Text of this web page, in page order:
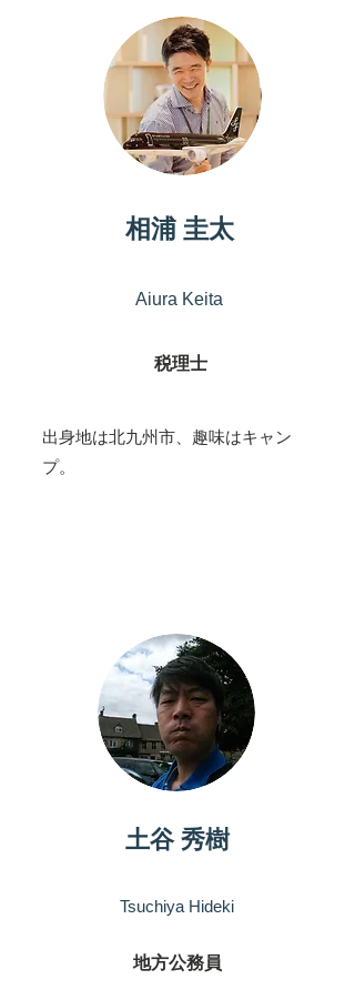
相浦 圭太
Aiura Keita
税理士
出身地は北九州市、趣味はキャン
プ。
土谷 秀樹
Tsuchiya Hideki
地方公務員